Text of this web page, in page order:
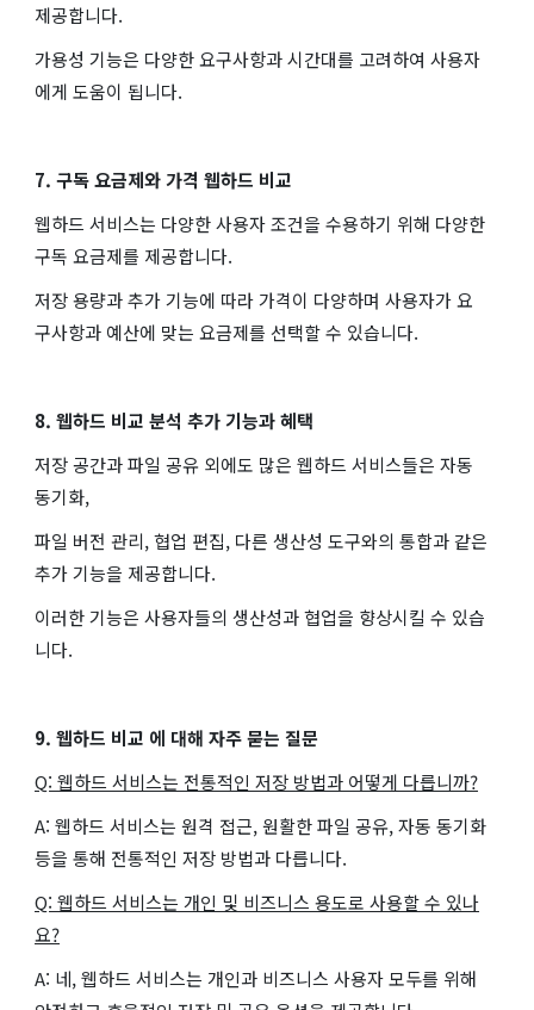
제공합니다.
가용성 기능은 다양한 요구사항과 시간대를 고려하여 사용자
에게 도움이 됩니다.
7. 구독 요금제와 가격 웹하드 비교
웹하드 서비스는 다양한 사용자 조건을 수용하기 위해 다양한
구독 요금제를 제공합니다.
저장 용량과 추가 기능에 따라 가격이 다양하며 사용자가 요
구사항과 예산에 맞는 요금제를 선택할 수 있습니다.
8. 웹하드 비교 분석 추가 기능과 혜택
저장 공간과 파일 공유 외에도 많은 웹하드 서비스들은 자동
동기화,
파일 버전 관리, 협업 편집, 다른 생산성 도구와의 통합과 같은
추가 기능을 제공합니다.
이러한 기능은 사용자들의 생산성과 협업을 향상시킬 수 있습
니다.
9. 웹하드 비교 에 대해 자주 묻는 질문
Q: 웹하드 서비스는 전통적인 저장 방법과 어떻게 다릅니까?
A: 웹하드 서비스는 원격 접근, 원활한 파일 공유, 자동 동기화
등을 통해 전통적인 저장 방법과 다릅니다.
Q: 웹하드 서비스는 개인 및 비즈니스 용도로 사용할 수 있나
요?
A: 네, 웹하드 서비스는 개인과 비즈니스 사용자 모두를 위해